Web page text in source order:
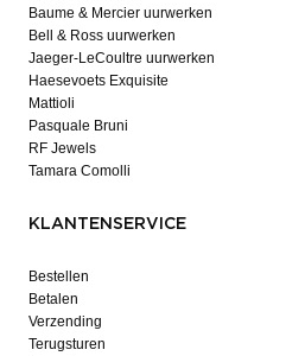
Baume & Mercier uurwerken
Bell & Ross uurwerken
Jaeger-LeCoultre uurwerken
Haesevoets Exquisite
Mattioli
Pasquale Bruni
RF Jewels
Tamara Comolli
KLANTENSERVICE
Bestellen
Betalen
Verzending
Terugsturen